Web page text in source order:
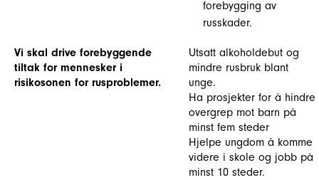
forebygging av
russkader.
Vi skal drive forebyggende
tiltak for mennesker i
risikosonen for rusproblemer.
Utsatt alkoholdebut og
mindre rusbruk blant
unge.
Ha prosjekter for å hindre
overgrep mot barn på
minst fem steder
Hjelpe ungdom å komme
videre i skole og jobb på
minst 10 steder.